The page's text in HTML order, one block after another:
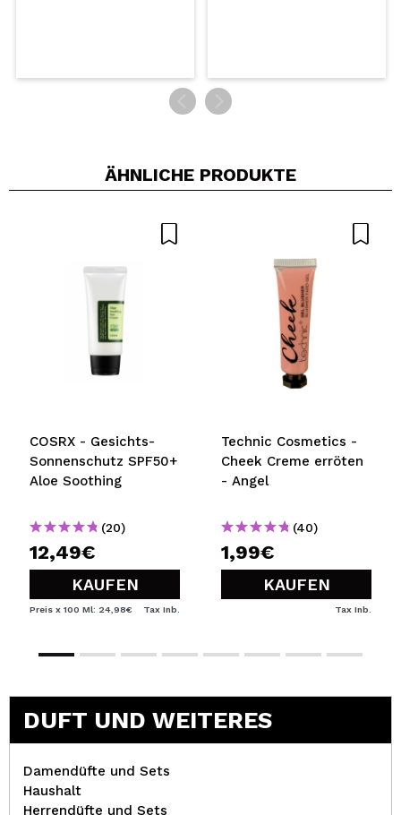
ÄHNLICHE PRODUKTE
COSRX - Gesichts-
Sonnenschutz SPF50+
Aloe Soothing
(20)
12,49€
KAUFEN
Preis x 100 Ml: 24,98€ Tax Inb.
Technic Cosmetics -
Cheek Creme erröten
- Angel
(40)
1,99€
KAUFEN
Tax Inb.
DUFT UND WEITERES
Damendüfte und Sets
Haushalt
Herrendüfte und Sets